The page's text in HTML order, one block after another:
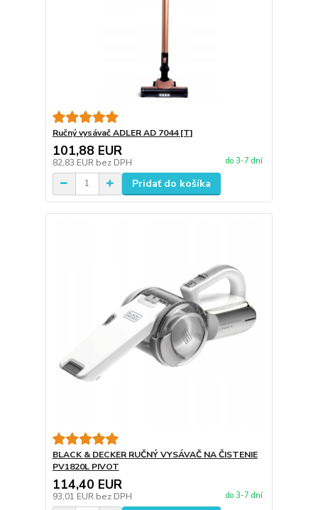
Ručný vysávač ADLER AD 7044 [T]
101,88 EUR
82,83 EUR bez DPH do 3-7 dní
Pridať do košíka
BLACK & DECKER RUČNÝ VYSÁVAČ NA ČISTENIE
PV1820L PIVOT
114,40 EUR
93,01 EUR bez DPH do 3-7 dní